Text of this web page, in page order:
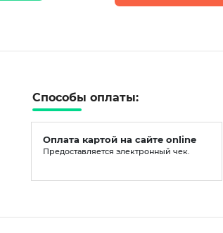
Способы оплаты:
Оплата картой на сайте online
Предоставляется электронный чек.